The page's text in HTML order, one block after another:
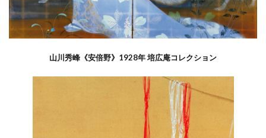
山川秀峰《安倍野》1928年 培広庵コレクション